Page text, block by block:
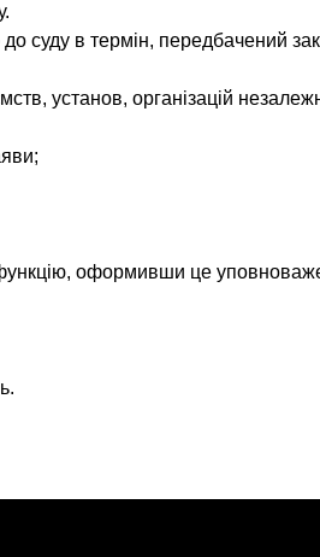
суду в термін, передбачений
установ, організацій
функцію, оформивши це